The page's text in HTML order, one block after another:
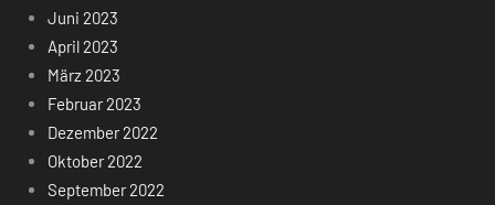
Juni 2023
April 2023
März 2023
Februar 2023
Dezember 2022
Oktober 2022
September 2022